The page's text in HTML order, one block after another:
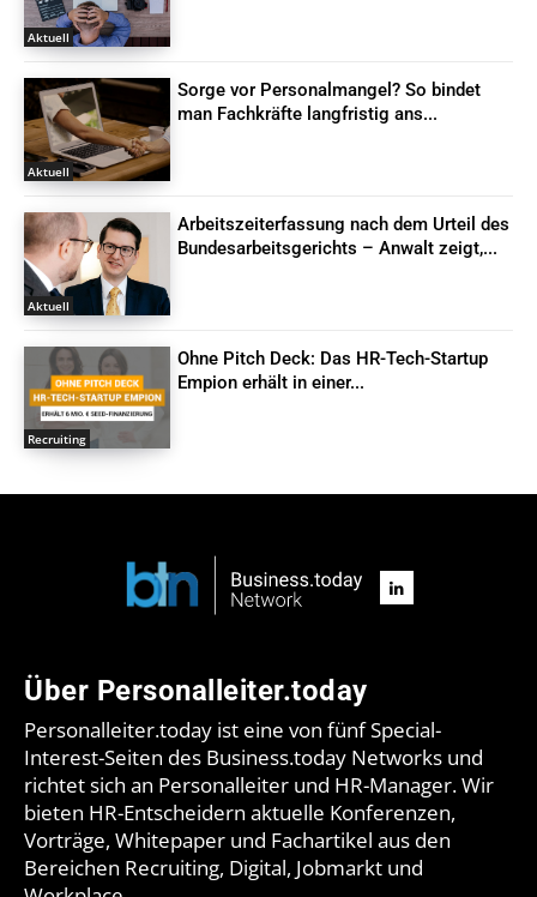
Aktuell
Aktuell
Sorge vor Personalmangel? So bindet
man Fachkräfte langfristig ans...
Aktuell
Arbeitszeiterfassung nach dem Urteil des
Bundesarbeitsgerichts – Anwalt zeigt,...
Recruiting
Ohne Pitch Deck: Das HR-Tech-Startup
Empion erhält in einer...
Über Personalleiter.today
Personalleiter.today ist eine von fünf Special-
Interest-Seiten des Business.today Networks und
richtet sich an Personalleiter und HR-Manager. Wir
bieten HR-Entscheidern aktuelle Konferenzen,
Vorträge, Whitepaper und Fachartikel aus den
Bereichen Recruiting, Digital, Jobmarkt und